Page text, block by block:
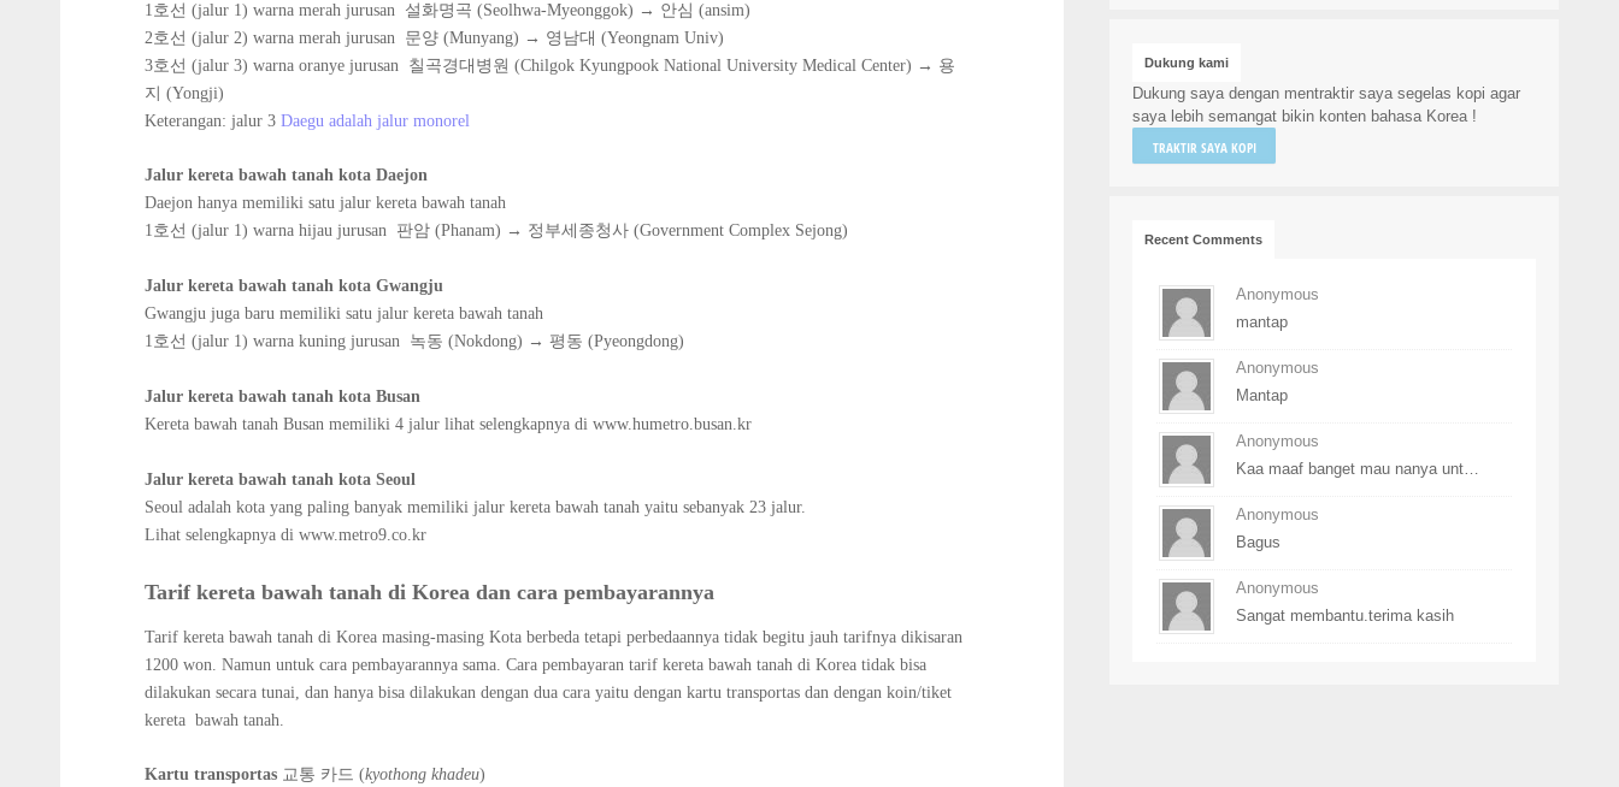
1호선 (jalur 1) warna merah jurusan 설화명곡 (Seolhwa-Myeonggok) → 안심 (ansim)
2호선 (jalur 2) warna merah jurusan 문양 (Munyang) → 영남대 (Yeongnam Univ)
3호선 (jalur 3) warna oranye jurusan 칠곡경대병원 (Chilgok Kyungpook National University Medical Center) → 용
지 (Yongji)
Keterangan: jalur 3 Daegu adalah jalur monorel
Jalur kereta bawah tanah kota Daejon
Daejon hanya memiliki satu jalur kereta bawah tanah
1호선 (jalur 1) warna hijau jurusan 판암 (Phanam) → 정부세종청사 (Government Complex Sejong)
Jalur kereta bawah tanah kota Gwangju
Gwangju juga baru memiliki satu jalur kereta bawah tanah
1호선 (jalur 1) warna kuning jurusan 녹동 (Nokdong) → 평동 (Pyeongdong)
Jalur kereta bawah tanah kota Busan
Kereta bawah tanah Busan memiliki 4 jalur lihat selengkapnya di www.humetro.busan.kr
Jalur kereta bawah tanah kota Seoul
Seoul adalah kota yang paling banyak memiliki jalur kereta bawah tanah yaitu sebanyak 23 jalur.
Lihat selengkapnya di www.metro9.co.kr
Tarif kereta bawah tanah di Korea dan cara pembayarannya
Tarif kereta bawah tanah di Korea masing-masing Kota berbeda tetapi perbedaannya tidak begitu jauh tarifnya dikisaran
1200 won. Namun untuk cara pembayarannya sama. Cara pembayaran tarif kereta bawah tanah di Korea tidak bisa
dilakukan secara tunai, dan hanya bisa dilakukan dengan dua cara yaitu dengan kartu transportas dan dengan koin/tiket
kereta bawah tanah.
Kartu transportas 교통 카드 (kyothong khadeu)
Dukung kami
Dukung saya dengan mentraktir saya segelas kopi agar
saya lebih semangat bikin konten bahasa Korea !
TRAKTIR SAYA KOPI
Recent Comments
Anonymous
mantap
Anonymous
Mantap
Anonymous
Kaa maaf banget mau nanya unt…
Anonymous
Bagus
Anonymous
Sangat membantu.terima kasih